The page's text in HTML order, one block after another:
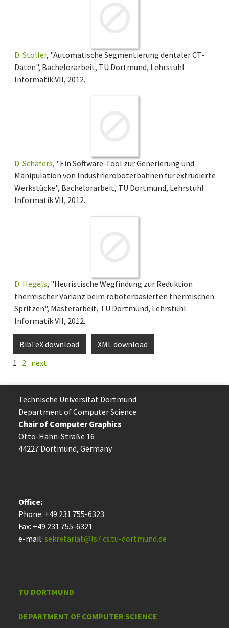
D. Stoller, "Automatische Segmentierung dentaler CT-
Daten", Bachelorarbeit, TU Dortmund, Lehrstuhl
Informatik VII, 2012.
D. Schäfers, "Ein Software-Tool zur Generierung und
Manipulation von Industrieroboterbahnen für extrudierte
Werkstücke", Bachelorarbeit, TU Dortmund, Lehrstuhl
Informatik VII, 2012.
D. Hegels, "Heuristische Wegfindung zur Reduktion
thermischer Varianz beim roboterbasierten thermischen
Spritzen", Masterarbeit, TU Dortmund, Lehrstuhl
Informatik VII, 2012.
BibTeX download
XML download
1 2 next
Technische Uni­ver­si­tät Dort­mund
Department of Computer Science
Chair of Computer Graphics
Otto-Hahn-Straße 16
44227 Dort­mund, Germany
Office:
Phone: +49 231 755-6323
Fax: +49 231 755-6321
e-mail: sekretariat@ls7.cs.tu-dortmund.de
TU DORTMUND
DEPARTMENT OF COMPUTER SCIENCE